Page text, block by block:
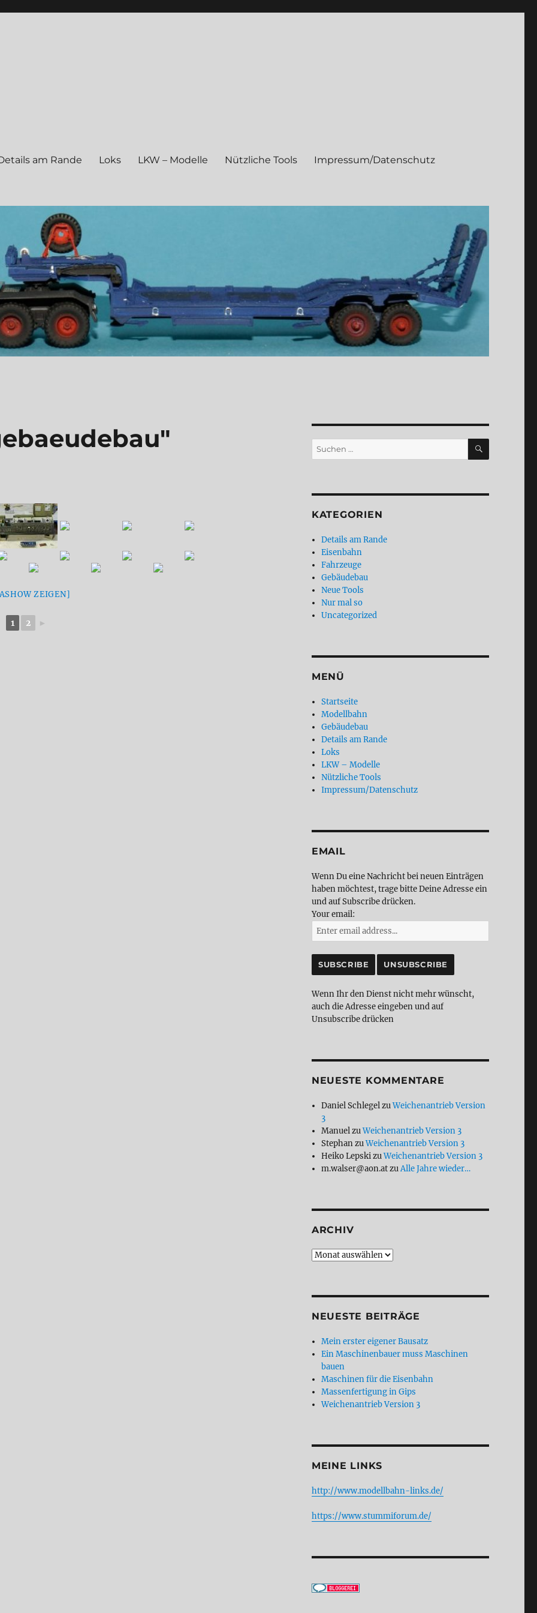
am Rande Loks LKW – Modelle Nützliche Tools Impressum/Datenschutz
ZEIGEN]
1 2 ►
Suchen
nach:
SUCHEN
KATEGORIEN
Details am Rande
Eisenbahn
Fahrzeuge
Gebäudebau
Neue Tools
Nur mal so
Uncategorized
MENÜ
Startseite
Modellbahn
Gebäudebau
Details am Rande
Loks
LKW – Modelle
Nützliche Tools
Impressum/Datenschutz
EMAIL
Wenn Du eine Nachricht bei neuen Einträgen
haben möchtest, trage bitte Deine Adresse ein
und auf Subscribe drücken.
Your email:
Wenn Ihr den Dienst nicht mehr wünscht,
auch die Adresse eingeben und auf
Unsubscribe drücken
NEUESTE KOMMENTARE
Daniel SchlegelzuWeichenantrieb Version
3
ManuelzuWeichenantrieb Version 3
StephanzuWeichenantrieb Version 3
Heiko LepskizuWeichenantrieb Version 3
m.walser@aon.atzuAlle Jahre wieder…
ARCHIV
Archiv
NEUESTE BEITRÄGE
Mein erster eigener Bausatz
Ein Maschinenbauer muss Maschinen
bauen
Maschinen für die Eisenbahn
Massenfertigung in Gips
Weichenantrieb Version 3
MEINE LINKS
http://www.modellbahn-links.de/
https://www.stummiforum.de/